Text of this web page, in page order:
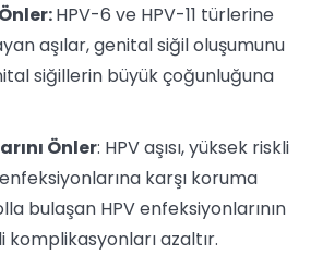
HPV-6 ve HPV-11 türlerine
aşılar, genital siğil oluşumunu
siğillerin büyük çoğunluğuna
Önler: HPV aşısı, yüksek riskli
karşı koruma
bulaşan HPV enfeksiyonlarının
komplikasyonları azaltır.